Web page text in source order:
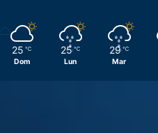
25 ℃
Dom
25 ℃
Lun
29 ℃
Mar